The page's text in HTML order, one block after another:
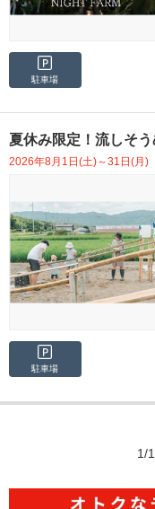
駐車場
夏休み限定！流しそ
2026年8月1日(土)～31日(月)
駐車場
1/1